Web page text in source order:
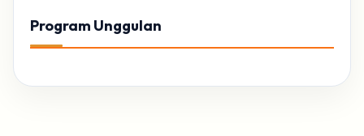
Program Unggulan